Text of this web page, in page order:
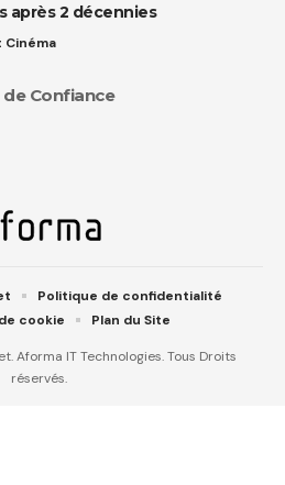
après 2 décennies
Cinéma
Confiance
Aforma IT Technologies. Tous Droits
réservés.
Politique de confidentialité
cookie
Plan du Site